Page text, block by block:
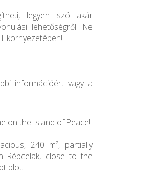
legyen szó akár
lehetőségről. Ne
környezetében!
információért vagy a
on the Island of Peace!
240 m², partially
Répcelak, close to the
plot.